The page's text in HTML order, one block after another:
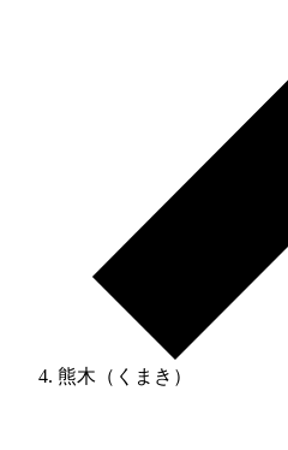
熊木（くまき）